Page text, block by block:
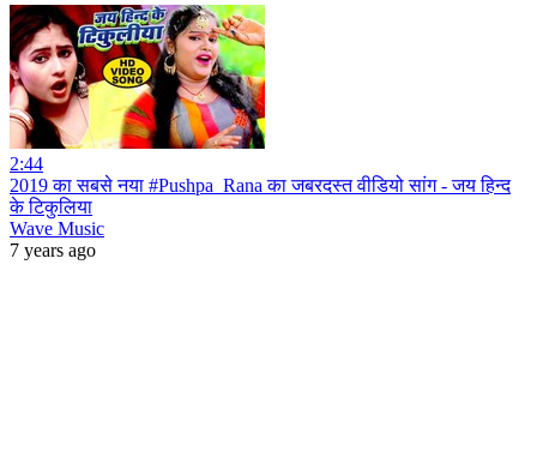
2:44
2019 का सबसे नया #Pushpa_Rana का जबरदस्त वीडियो सांग - जय हिन्द
के टिकुलिया
Wave Music
7 years ago